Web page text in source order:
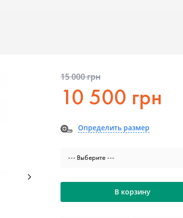
15 000 грн
10 500 грн
Определить размер
--- Выберите ---
В корзину